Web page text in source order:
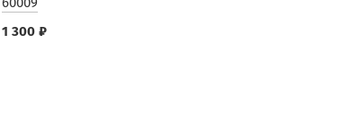
1 300 ₽